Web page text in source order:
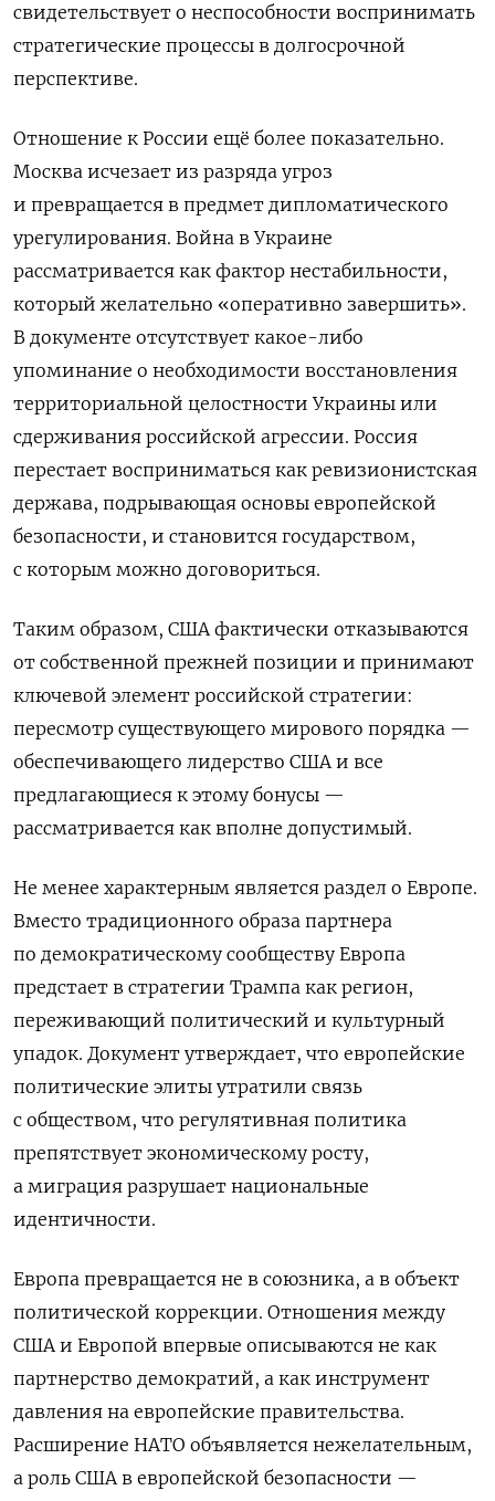
свидетельствует о неспособности воспринимать
стратегические процессы в долгосрочной
перспективе.
Отношение к России ещё более показательно.
Москва исчезает из разряда угроз
и превращается в предмет дипломатического
урегулирования. Война в Украине
рассматривается как фактор нестабильности,
который желательно «оперативно завершить».
В документе отсутствует какое-либо
упоминание о необходимости восстановления
территориальной целостности Украины или
сдерживания российской агрессии. Россия
перестает восприниматься как ревизионистская
держава, подрывающая основы европейской
безопасности, и становится государством,
с которым можно договориться.
Таким образом, США фактически отказываются
от собственной прежней позиции и принимают
ключевой элемент российской стратегии:
пересмотр существующего мирового порядка —
обеспечивающего лидерство США и все
предлагающиеся к этому бонусы —
рассматривается как вполне допустимый.
Не менее характерным является раздел о Европе.
Вместо традиционного образа партнера
по демократическому сообществу Европа
предстает в стратегии Трампа как регион,
переживающий политический и культурный
упадок. Документ утверждает, что европейские
политические элиты утратили связь
с обществом, что регулятивная политика
препятствует экономическому росту,
а миграция разрушает национальные
идентичности.
Европа превращается не в союзника, а в объект
политической коррекции. Отношения между
США и Европой впервые описываются не как
партнерство демократий, а как инструмент
давления на европейские правительства.
Расширение НАТО объявляется нежелательным,
а роль США в европейской безопасности —